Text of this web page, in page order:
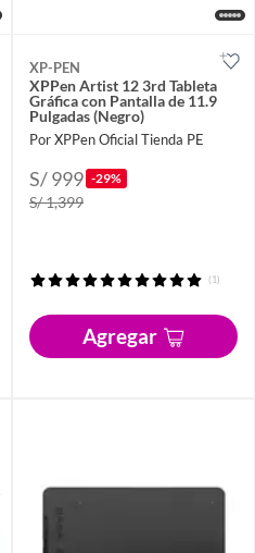
XP-PEN
XPPen Artist 12 3rd Tableta
Gráfica con Pantalla de 11.9
Pulgadas (Negro)
Por XPPen Oficial Tienda PE
S/ 999 -29%
S/ 1,399
(1)
Agregar